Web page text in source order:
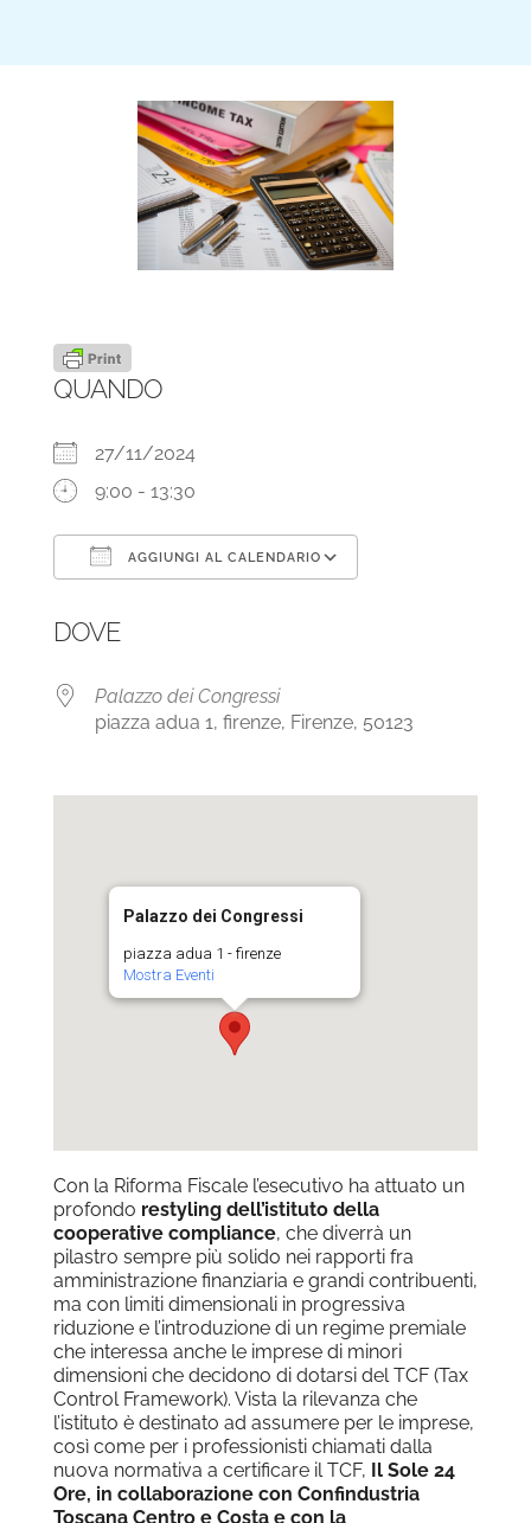
QUANDO
27/11/2024
9:00 - 13:30
AGGIUNGI AL CALENDARIO
DOVE
Palazzo dei Congressi
piazza adua 1, firenze, Firenze, 50123
Palazzo dei Congressi
piazza adua 1 - firenze
Mostra Eventi
Con la Riforma Fiscale l’esecutivo ha attuato un
profondo restyling dell’istituto della
cooperative compliance, che diverrà un
pilastro sempre più solido nei rapporti fra
amministrazione finanziaria e grandi contribuenti,
ma con limiti dimensionali in progressiva
riduzione e l’introduzione di un regime premiale
che interessa anche le imprese di minori
dimensioni che decidono di dotarsi del TCF (Tax
Control Framework). Vista la rilevanza che
l’istituto è destinato ad assumere per le imprese,
così come per i professionisti chiamati dalla
nuova normativa a certificare il TCF, Il Sole 24
Ore, in collaborazione con Confindustria
Toscana Centro e Costa e con la